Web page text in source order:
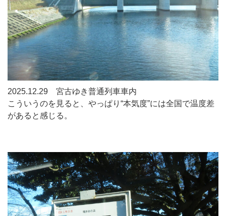
2025.12.29 宮古ゆき普通列車車内
こういうのを見ると、やっぱり“本気度”には全国で温度差
があると感じる。